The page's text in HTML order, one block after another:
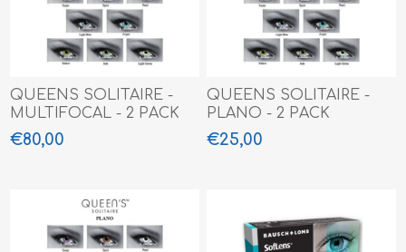
QUEENS SOLITAIRE -
MULTIFOCAL - 2 PACK
€80,00
QUEENS SOLITAIRE -
PLANO - 2 PACK
€25,00